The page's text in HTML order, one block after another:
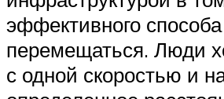
эффективного
перемещаться. Люди
с одной скоростью и